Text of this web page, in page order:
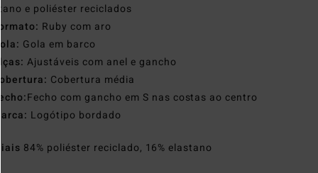
e poliéster reciclados
Formato: Ruby com aro
Gola: Gola em barco
Alças: Ajustáveis com anel e gancho
Cobertura: Cobertura média
Fecho:Fecho com gancho em S nas costas ao centro
Marca: Logótipo bordado
84% poliéster reciclado, 16% elastano